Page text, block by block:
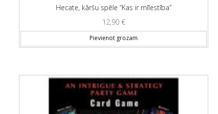
Hecate, kāršu spēle “Kas ir mīlestība”
12,90 €
Pievienot grozam